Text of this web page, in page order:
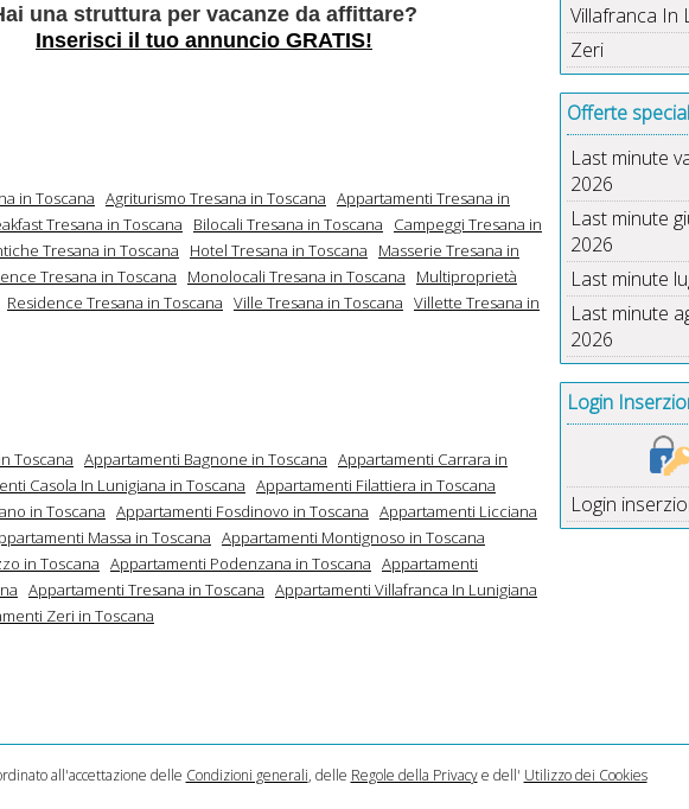
una struttura per vacanze da affittare?
Inserisci il tuo annuncio GRATIS!
in Toscana Agriturismo Tresana in Toscana Appartamenti Tresana in
Tresana in Toscana Bilocali Tresana in Toscana
Campeggi Tresana in
Tresana in Toscana Hotel Tresana in Toscana
Masserie Tresana in
Tresana in Toscana Monolocali Tresana in Toscana
Multiproprietà
Residence Tresana in Toscana Ville Tresana in Toscana Villette Tresana in
Toscana Appartamenti Bagnone in Toscana Appartamenti Carrara in
Casola In Lunigiana in Toscana Appartamenti Filattiera in Toscana
in Toscana Appartamenti Fosdinovo in Toscana Appartamenti Licciana
Massa in Toscana Appartamenti Montignoso in Toscana
in Toscana Appartamenti Podenzana in Toscana Appartamenti
Appartamenti Tresana in Toscana Appartamenti Villafranca In Lunigiana
Zeri in Toscana
Villafranca In
Zeri
Offerte
Last minute
2026
Last minute
2026
Last minute
Last minute
2026
Login
Login
all'accettazione delle Condizioni generali, delle Regole della Privacye dell' Utilizzo dei Cookies